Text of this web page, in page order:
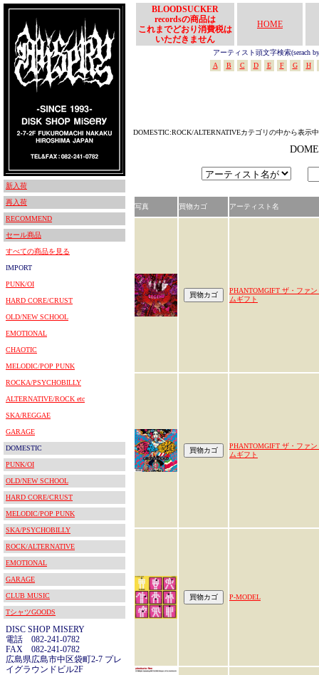
新入荷
再入荷
RECOMMEND
セール商品
すべての商品を見る
IMPORT
PUNK/OI
HARD CORE/CRUST
OLD/NEW SCHOOL
EMOTIONAL
CHAOTIC
MELODIC/POP PUNK
ROCKA/PSYCHOBILLY
ALTERNATIVE/ROCK etc
SKA/REGGAE
GARAGE
DOMESTIC
PUNK/OI
OLD/NEW SCHOOL
HARD CORE/CRUST
MELODIC/POP PUNK
SKA/PSYCHOBILLY
ROCK/ALTERNATIVE
EMOTIONAL
GARAGE
CLUB MUSIC
TシャツGOODS
DISC SHOP MISERY
電話 082-241-0782
FAX 082-241-0782
広島県広島市中区袋町2-7 プレ
イグラウンドビル2F
BLOODSUCKER
recordsの商品は
これまでどおり消費税は
いただきません
HOME
アーティスト頭文字検索(serach
A
B C D E F G H
DOMESTIC:ROCK/ALTERNATIVEカテゴリの中から表示中
写真 買物カゴ アーティスト名
PHANTOMGIFT ザ・ファン
ムギフト
PHANTOMGIFT ザ・ファン
ムギフト
P-MODEL